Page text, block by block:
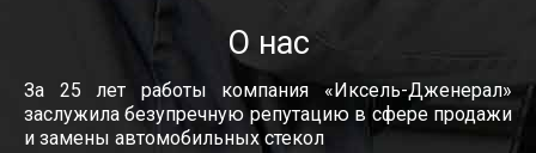
О нас
За 25 лет работы компания «Иксель-Дженерал»
заслужила безупречную репутацию в сфере продажи
и замены автомобильных стекол